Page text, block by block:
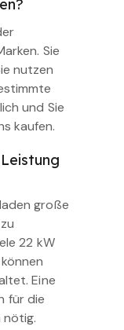
Sie
nutzen
und Sie
kaufen.
große
22 kW
Eine
für die
nötig.